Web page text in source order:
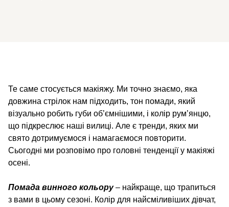
Те саме стосується макіяжу. Ми точно знаємо, яка
довжина стрілок нам підходить, тон помади, який
візуально робить губи об’ємнішими, і колір рум’янцю,
що підкреслює наші вилиці. Але є тренди, яких ми
свято дотримуємося і намагаємося повторити.
Сьогодні ми розповімо про головні тенденції у макіяжі
осені.
Помада винного кольору– найкраще, що трапиться
з вами в цьому сезоні. Колір для найсміливіших дівчат,